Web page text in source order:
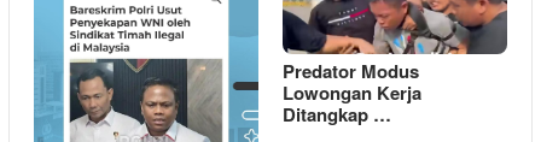
Predator Modus
Lowongan Kerja
Ditangkap …